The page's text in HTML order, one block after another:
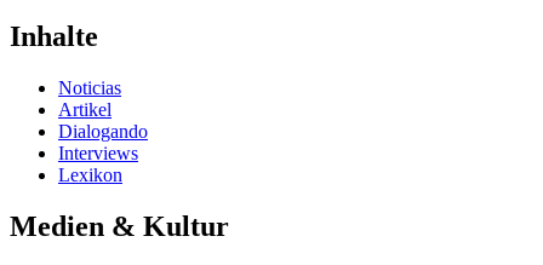
Inhalte
Noticias
Artikel
Dialogando
Interviews
Lexikon
Medien & Kultur